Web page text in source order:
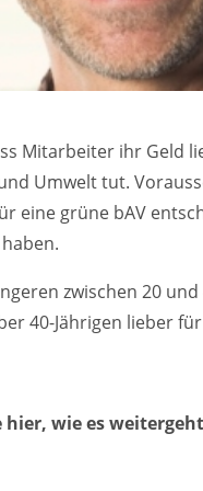
Mitarbeiter ihr Geld
Umwelt tut.
eine grüne bAV
zwischen 20
40-Jährigen lieber
hier, wie es